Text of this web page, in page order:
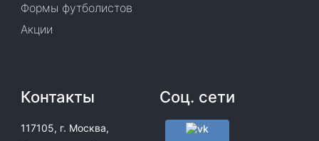
Формы футболистов
Акции
Контакты
117105, г. Москва,
Соц. сети